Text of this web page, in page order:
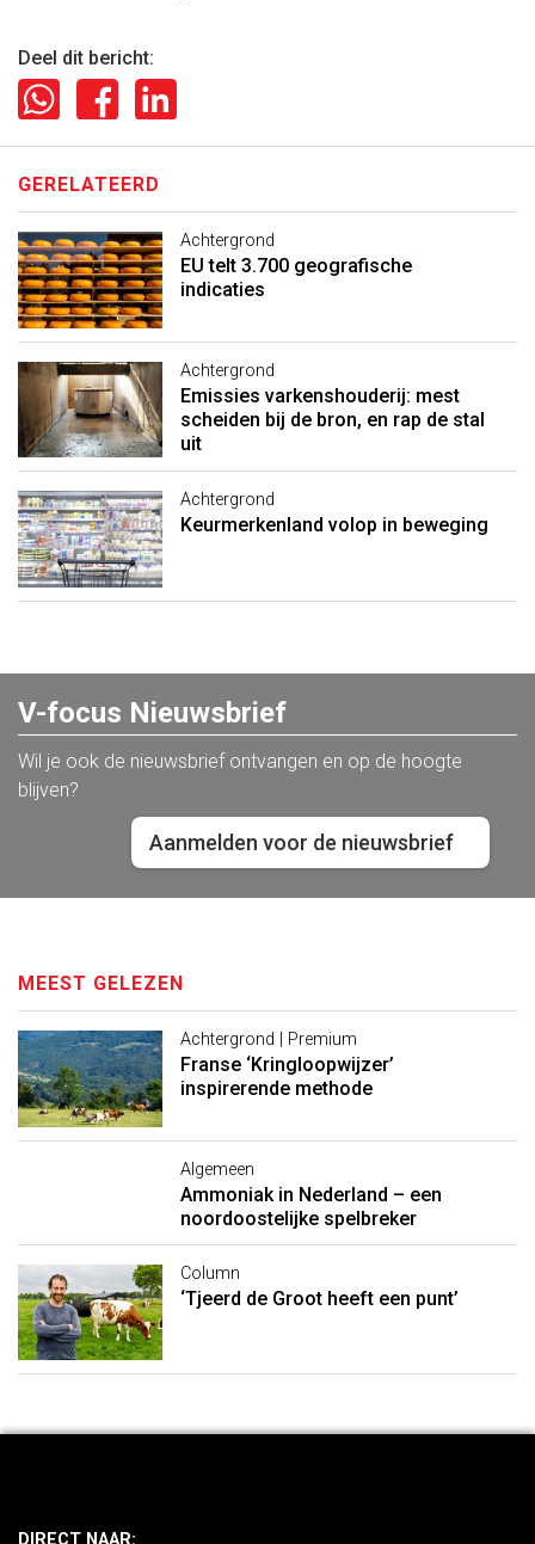
Deel dit bericht:
GERELATEERD
Achtergrond
EU telt 3.700 geografische
indicaties
Achtergrond
Emissies varkenshouderij: mest
scheiden bij de bron, en rap de stal
uit
Achtergrond
Keurmerkenland volop in beweging
V-focus Nieuwsbrief
Wil je ook de nieuwsbrief ontvangen en op de hoogte
blijven?
Aanmelden voor de nieuwsbrief
MEEST GELEZEN
Achtergrond | Premium
Franse ‘Kringloopwijzer’
inspirerende methode
Algemeen
Ammoniak in Nederland – een
noordoostelijke spelbreker
Column
‘Tjeerd de Groot heeft een punt’